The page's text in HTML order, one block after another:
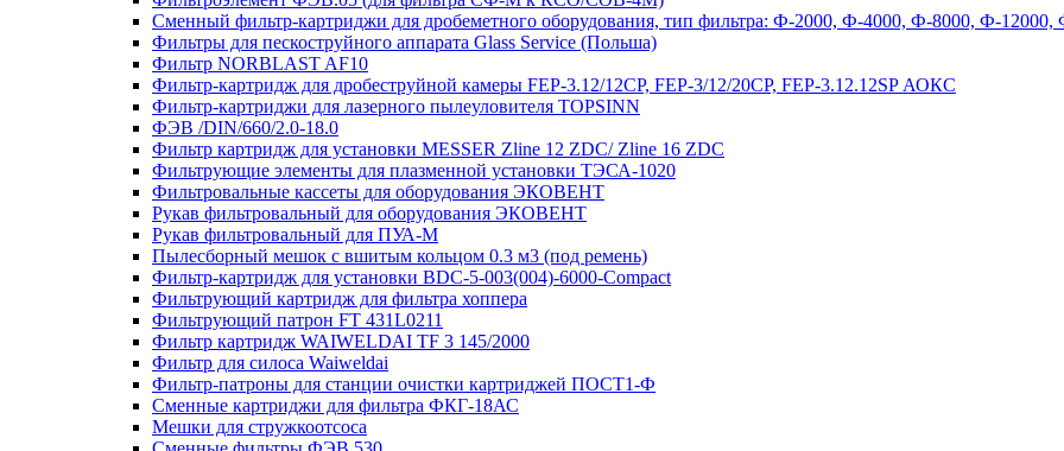
Сменный фильтр-картриджи для дробеметного оборудования, тип фильтра: Ф-2000, Ф-4000, Ф-8000, Ф-12000,
Фильтры для пескоструйного аппарата Glass Service (Польша)
Фильтр NORBLAST AF10
Фильтр-картридж для дробеструйной камеры FEP-3.12/12СР, FEP-3/12/20CP, FEP-3.12.12SP АОКС
Фильтр-картриджи для лазерного пылеуловителя TOPSINN
ФЭВ /DIN/660/2.0-18.0
Фильтр картридж для установки MESSER Zline 12 ZDC/ Zline 16 ZDC
Фильтрующие элементы для плазменной установки ТЭСА-1020
Фильтровальные кассеты для оборудования ЭКОВЕНТ
Рукав фильтровальный для оборудования ЭКОВЕНТ
Рукав фильтровальный для ПУА-М
Пылесборный мешок с вшитым кольцом 0.3 м3 (под ремень)
Фильтр-картридж для установки BDC-5-003(004)-6000-Compact
Фильтрующий картридж для фильтра хоппера
Фильтрующий патрон FT 431L0211
Фильтр картридж WAIWELDAI TF 3 145/2000
Фильтр для силоса Waiweldai
Фильтр-патроны для станции очистки картриджей ПОСТ1-Ф
Сменные картриджи для фильтра ФКГ-18АС
Мешки для стружкоотсоса